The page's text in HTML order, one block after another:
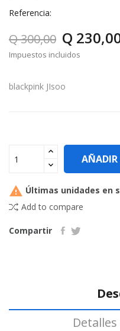
Referencia:
Q 300,00 Q
Impuestos incluidos
blackpink JIsoo
AÑADIR
 Últimas unidades en
Add to compare
Compartir